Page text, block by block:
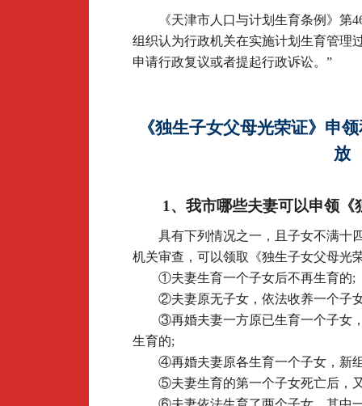
《天津市人口与计划生育条例》第
组织认为行政机关在实施计划生育管理
申请行政复议或者提起行政诉讼。”
《独生子女父母光荣证》申
放
1 、我市哪些夫妻可以申领
具有下列情况之一，且子女不满十
机关审查，可以领取《独生子女父母光
①夫妻生育一个子女后不再生育的;
②夫妻原无子女，依法收养一个子
③再婚夫妻一方原已生育一个子女
生育的;
④再婚夫妻原各生育一个子女，新
⑤夫妻生育的第一个子女死亡后，